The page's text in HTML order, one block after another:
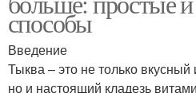
способы
Введение
Тыква – это не только
но и настоящий кладезь